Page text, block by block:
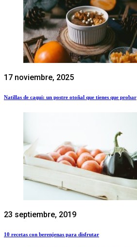
17 noviembre, 2025
Natillas de caqui: un postre otoñal que tienes que probar
23 septiembre, 2019
10 recetas con berenjenas para disfrutar